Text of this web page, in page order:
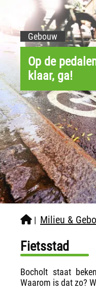
Gebouw
Op de
klaar, ga!
| Milieu &
Fietsstad
Bocholt staat
Waarom is dat zo?